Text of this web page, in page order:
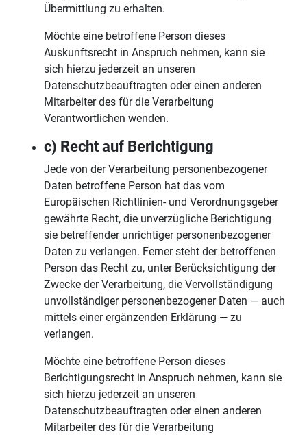
Übermittlung zu erhalten.
Möchte eine betroffene Person dieses
Auskunftsrecht in Anspruch nehmen, kann sie
sich hierzu jederzeit an unseren
Datenschutzbeauftragten oder einen anderen
Mitarbeiter des für die Verarbeitung
Verantwortlichen wenden.
c) Recht auf Berichtigung
Jede von der Verarbeitung personenbezogener
Daten betroffene Person hat das vom
Europäischen Richtlinien- und Verordnungsgeber
gewährte Recht, die unverzügliche Berichtigung
sie betreffender unrichtiger personenbezogener
Daten zu verlangen. Ferner steht der betroffenen
Person das Recht zu, unter Berücksichtigung der
Zwecke der Verarbeitung, die Vervollständigung
unvollständiger personenbezogener Daten — auch
mittels einer ergänzenden Erklärung — zu
verlangen.
Möchte eine betroffene Person dieses
Berichtigungsrecht in Anspruch nehmen, kann sie
sich hierzu jederzeit an unseren
Datenschutzbeauftragten oder einen anderen
Mitarbeiter des für die Verarbeitung